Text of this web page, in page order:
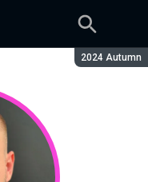
Сезон:
2024 Autumn